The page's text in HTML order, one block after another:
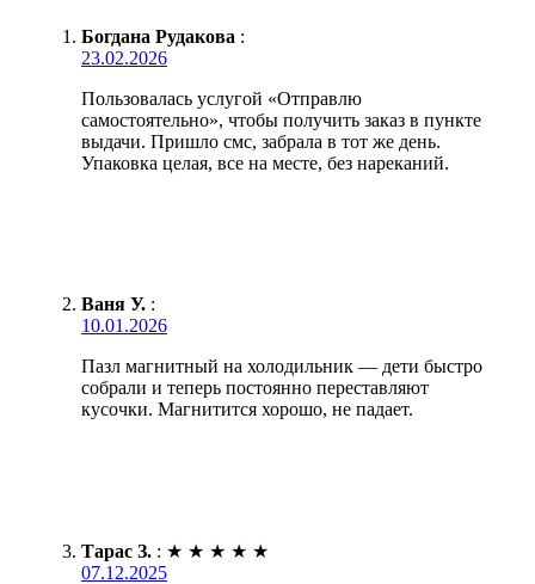
Богдана Рудакова :
23.02.2026
Пользовалась услугой «Отправлю
самостоятельно», чтобы получить заказ в пункте
выдачи. Пришло смс, забрала в тот же день.
Упаковка целая, все на месте, без нареканий.
Ваня У. :
10.01.2026
Пазл магнитный на холодильник — дети быстро
собрали и теперь постоянно переставляют
кусочки. Магнитится хорошо, не падает.
Тарас З. : ★ ★ ★ ★ ★
07.12.2025